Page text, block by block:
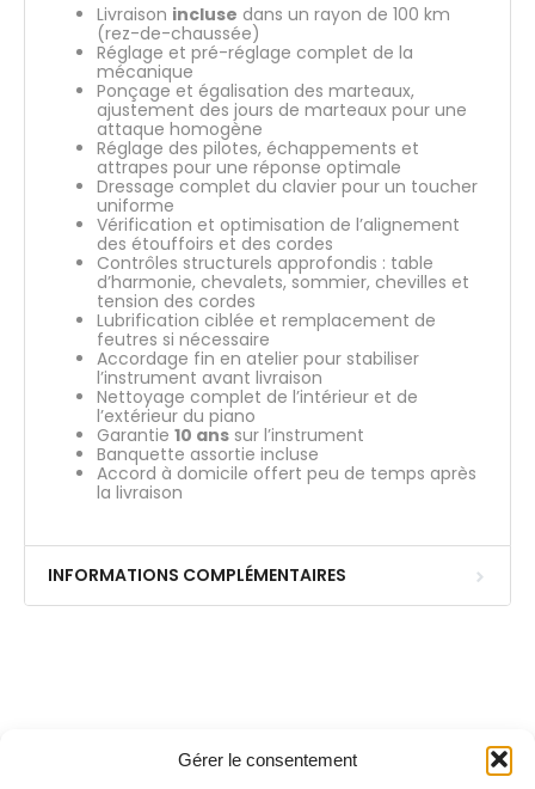
Gérer le consentement
Livraison incluse dans un rayon de 100 km
(rez-de-chaussée)
Réglage et pré-réglage complet de la
mécanique
Ponçage et égalisation des marteaux,
ajustement des jours de marteaux pour une
attaque homogène
Réglage des pilotes, échappements et
attrapes pour une réponse optimale
Dressage complet du clavier pour un toucher
uniforme
Vérification et optimisation de l’alignement
des étouffoirs et des cordes
Contrôles structurels approfondis : table
d’harmonie, chevalets, sommier, chevilles et
tension des cordes
Lubrification ciblée et remplacement de
feutres si nécessaire
Accordage fin en atelier pour stabiliser
l’instrument avant livraison
Nettoyage complet de l’intérieur et de
l’extérieur du piano
Garantie 10 ans sur l’instrument
Banquette assortie incluse
Accord à domicile offert peu de temps après
la livraison
INFORMATIONS COMPLÉMENTAIRES